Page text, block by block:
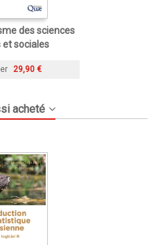
des sciences
et sociales
29,90 €
acheté